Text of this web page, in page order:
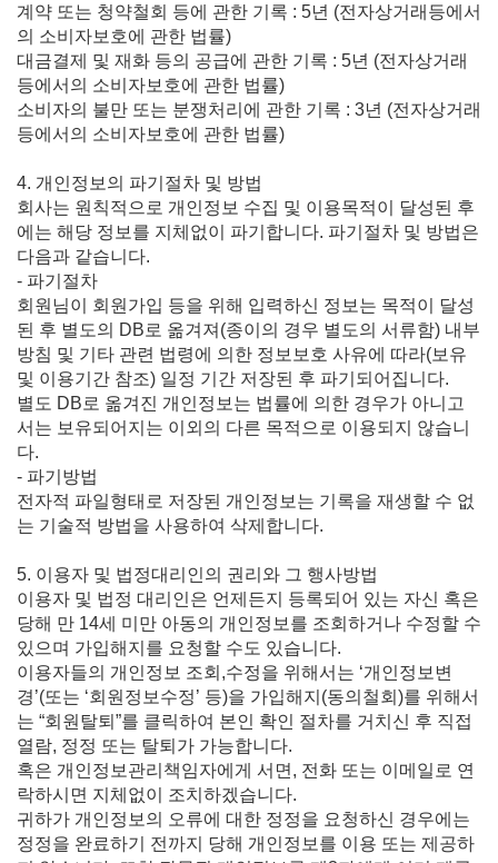
계약 또는 청약철회 등에 관한 기록 : 5년 (전자상거래등에서
의 소비자보호에 관한 법률)
대금결제 및 재화 등의 공급에 관한 기록 : 5년 (전자상거래
등에서의 소비자보호에 관한 법률)
소비자의 불만 또는 분쟁처리에 관한 기록 : 3년 (전자상거래
등에서의 소비자보호에 관한 법률)
4. 개인정보의 파기절차 및 방법
회사는 원칙적으로 개인정보 수집 및 이용목적이 달성된 후
에는 해당 정보를 지체없이 파기합니다. 파기절차 및 방법은
다음과 같습니다.
- 파기절차
회원님이 회원가입 등을 위해 입력하신 정보는 목적이 달성
된 후 별도의 DB로 옮겨져(종이의 경우 별도의 서류함) 내부
방침 및 기타 관련 법령에 의한 정보보호 사유에 따라(보유
및 이용기간 참조) 일정 기간 저장된 후 파기되어집니다.
별도 DB로 옮겨진 개인정보는 법률에 의한 경우가 아니고
서는 보유되어지는 이외의 다른 목적으로 이용되지 않습니
다.
- 파기방법
전자적 파일형태로 저장된 개인정보는 기록을 재생할 수 없
는 기술적 방법을 사용하여 삭제합니다.
5. 이용자 및 법정대리인의 권리와 그 행사방법
이용자 및 법정 대리인은 언제든지 등록되어 있는 자신 혹은
당해 만 14세 미만 아동의 개인정보를 조회하거나 수정할 수
있으며 가입해지를 요청할 수도 있습니다.
이용자들의 개인정보 조회,수정을 위해서는 ‘개인정보변
경’(또는 ‘회원정보수정’ 등)을 가입해지(동의철회)를 위해서
는 “회원탈퇴”를 클릭하여 본인 확인 절차를 거치신 후 직접
열람, 정정 또는 탈퇴가 가능합니다.
혹은 개인정보관리책임자에게 서면, 전화 또는 이메일로 연
락하시면 지체없이 조치하겠습니다.
귀하가 개인정보의 오류에 대한 정정을 요청하신 경우에는
정정을 완료하기 전까지 당해 개인정보를 이용 또는 제공하